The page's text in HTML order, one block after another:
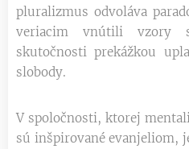
pluralizmus odvoláva
veriacim vnútili vzory
skutočnosti prekážkou
slobody.
V spoločnosti, ktorej
sú inšpirované evanjeliom,